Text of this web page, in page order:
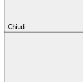
Chiudi